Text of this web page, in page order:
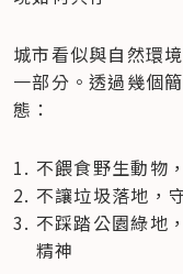
城市看似與自然環
一部分。透過幾個
態：
不餵食野生動物
不讓垃圾落地，
不踩踏公園綠地
精神